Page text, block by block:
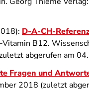
D-A-CH-
-Vitamin B12.
abgerufen am
Fragen und
2018 (zuletzt